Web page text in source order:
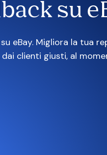
su
eBay. Migliora la tua
clienti giusti, al